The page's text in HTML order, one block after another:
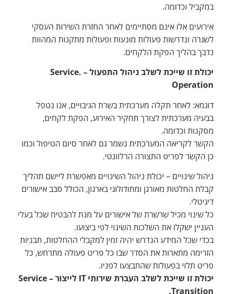
במקביל וכדומה.
אירועים אלו אינם מסתיימים לאחר החזרת השירות העסקי
לשגרה ונדרשות פעולות מונעות ופעולות מתקנות המהוות
נדבך בהליך הפקת הלקחים.
יכולת זו שייכת לשלב ניהול התפעול – .Service
Operation
דוגמא: לאחר תקלה מערכתית בשרת הגיבויים, אנו נטפל
בבעיה מערכתית לצורך תחקיר האירוע, הפקת לקחים,
מסקנות וכדומה.
הקשר לקריאה המערכתית נשמר גם לאחר סיום הטיפול וכמו
כן הקשר לפריט התצורה הרלוונטי.
ניהול שינויים – יכולת ניהול השינויים מאפשרת ליישם תהליך
קבלת החלטות מאורגן ומתודולוגי בארגון, הכולל סבב אישורים
דיגיטלי.
כל שינוי מכיל שרשרת של אישורים על מנת להבטיח שכל בעלי
העניין ישקלו את השלכות השינוי לפי ביצועו.
בכדי שכל המידע הנדרש יהיה זמין למקבלי ההחלטות, תבניות
הזרימה מתארות את הסדר שבו כל פריט פעולה מתרחש, כל
פריט תלוי בפעולות שהתבצעו לפניו.
יכולת זו שייכת לשלב העברת שירותי IT לייצור –Service
Transition
.